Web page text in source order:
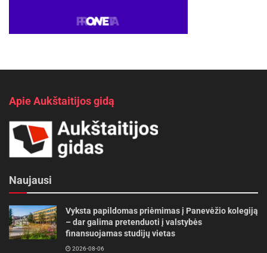
Apie Aukštaitijos gidą
Naujausi
Vyksta papildomas priėmimas į Panevėžio kolegiją
– dar galima pretenduoti į valstybės
finansuojamas studijų vietas
2026-08-06